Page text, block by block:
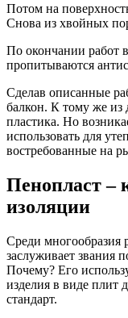
Потом на
Снова из хвойных
По окончании работ
пропитываются
Сделав описанные
балкон. К тому же из
пластика. Но
использовать для
востребованные на
Пенопласт –
изоляции
Среди многообразия
заслуживает звания
Почему? Его
изделия в виде плит
стандарт.